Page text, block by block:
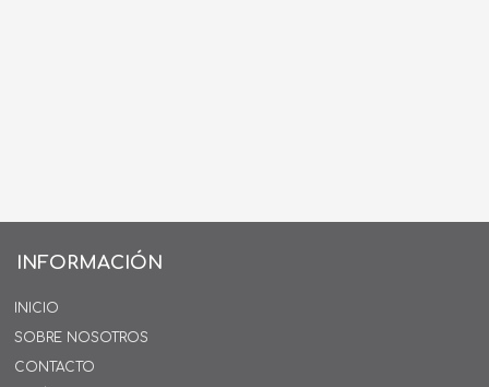
INFORMACIÓN
INICIO
SOBRE NOSOTROS
CONTACTO